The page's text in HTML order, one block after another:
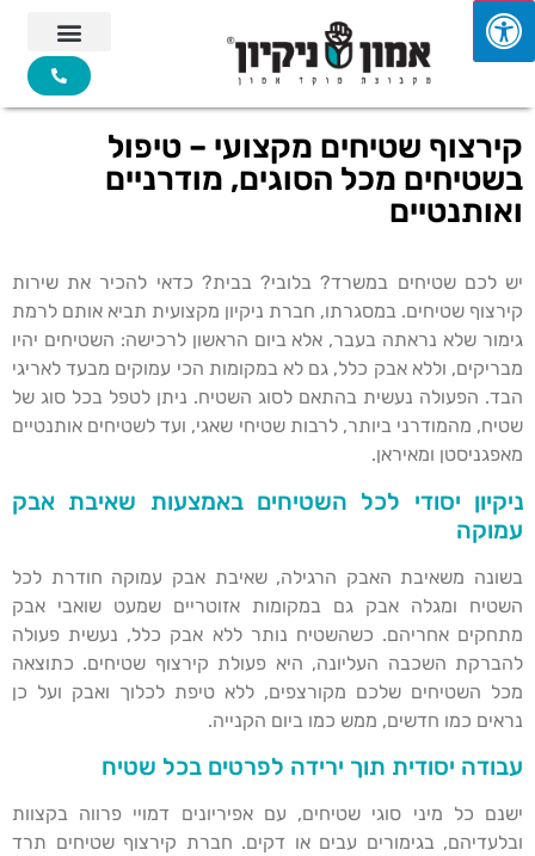
קירצוף שטיחים מקצועי – טיפול
בשטיחים מכל הסוגים, מודרניים
ואותנטיים
יש לכם שטיחים במשרד? בלובי? בבית? כדאי להכיר את שירות
קירצוף שטיחים. במסגרתו, חברת ניקיון מקצועית תביא אותם לרמת
גימור שלא נראתה בעבר, אלא ביום הראשון לרכישה: השטיחים יהיו
מבריקים, וללא אבק כלל, גם לא במקומות הכי עמוקים מבעד לאריגי
הבד. הפעולה נעשית בהתאם לסוג השטיח. ניתן לטפל בכל סוג של
שטיח, מהמודרני ביותר, לרבות שטיחי שאגי, ועד לשטיחים אותנטיים
מאפגניסטן ומאיראן.
ניקיון יסודי לכל השטיחים באמצעות שאיבת אבק
עמוקה
בשונה משאיבת האבק הרגילה, שאיבת אבק עמוקה חודרת לכל
השטיח ומגלה אבק גם במקומות אזוטריים שמעט שואבי אבק
מתחקים אחריהם. כשהשטיח נותר ללא אבק כלל, נעשית פעולה
להברקת השכבה העליונה, היא פעולת קירצוף שטיחים. כתוצאה
מכל השטיחים שלכם מקורצפים, ללא טיפת לכלוך ואבק ועל כן
נראים כמו חדשים, ממש כמו ביום הקנייה.
עבודה יסודית תוך ירידה לפרטים בכל שטיח
ישנם כל מיני סוגי שטיחים, עם אפיריונים דמויי פרווה בקצוות
ובלעדיהם, בגימורים עבים או דקים. חברת קירצוף שטיחים תרד